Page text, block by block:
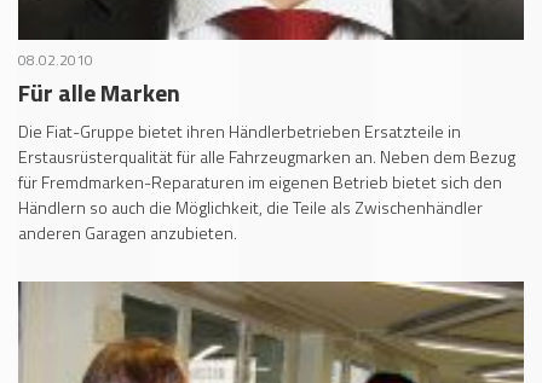
08.02.2010
Für alle Marken
Die Fiat-Gruppe bietet ihren Händlerbetrieben Ersatzteile in
Erstausrüsterqualität für alle Fahrzeugmarken an. Neben dem Bezug
für Fremdmarken-Reparaturen im eigenen Betrieb bietet sich den
Händlern so auch die Möglichkeit, die Teile als Zwischenhändler
anderen Garagen anzubieten.